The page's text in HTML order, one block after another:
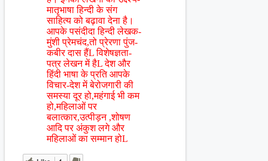
मातृभाषा हिन्दी के संग
साहित्य को बढ़ावा देना है।
आपके पसंदीदा हिन्दी लेखक-
मुंशी प्रेमचंद,तो प्रेरणा पुंज-
कबीर दास हैंL विशेषज्ञता-
पत्र लेखन में हैL देश और
हिंदी भाषा के प्रति आपके
विचार-देश में बेरोजगारी की
समस्या दूर हो,महंगाई भी कम
हो,महिलाओं पर
बलात्कार,उत्पीड़न ,शोषण
आदि पर अंकुश लगे और
महिलाओं का सम्मान होL